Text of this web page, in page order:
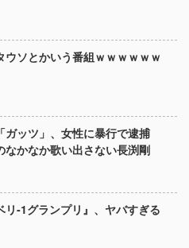
ウソとかいう番組ｗｗｗｗｗｗ
ガッツ」、女性に暴行で逮捕
なかなか歌い出さない長渕剛
リ-1グランプリ』、ヤバすぎる